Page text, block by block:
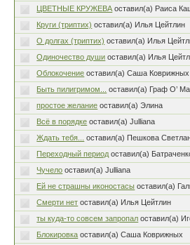
ЦВЕТНЫЕ КРУЖЕВА оставил(а) Раиса
Круги (триптих) оставил(а) Илья Цейтлин
О долгах (триптих) оставил(а) Илья
Одиночество души оставил(а) Илья
Облокочение оставил(а) Саша Коврижных
Быть пилигримом...
оставил(а) Граф О’
простое желание оставил(а) Элина
Всё в порядке оставил(а) Julliana
Ждать тебя...
оставил(а) Пешкова
Переходный период оставил(а)
Чучело оставил(а) Julliana
Ей не страшны иконостасы оставил(а)
Смерти нет оставил(а) Илья Цейтлин
ты куда-то совсем запропал оставил(а)
Блокировка оставил(а) Саша Коврижных